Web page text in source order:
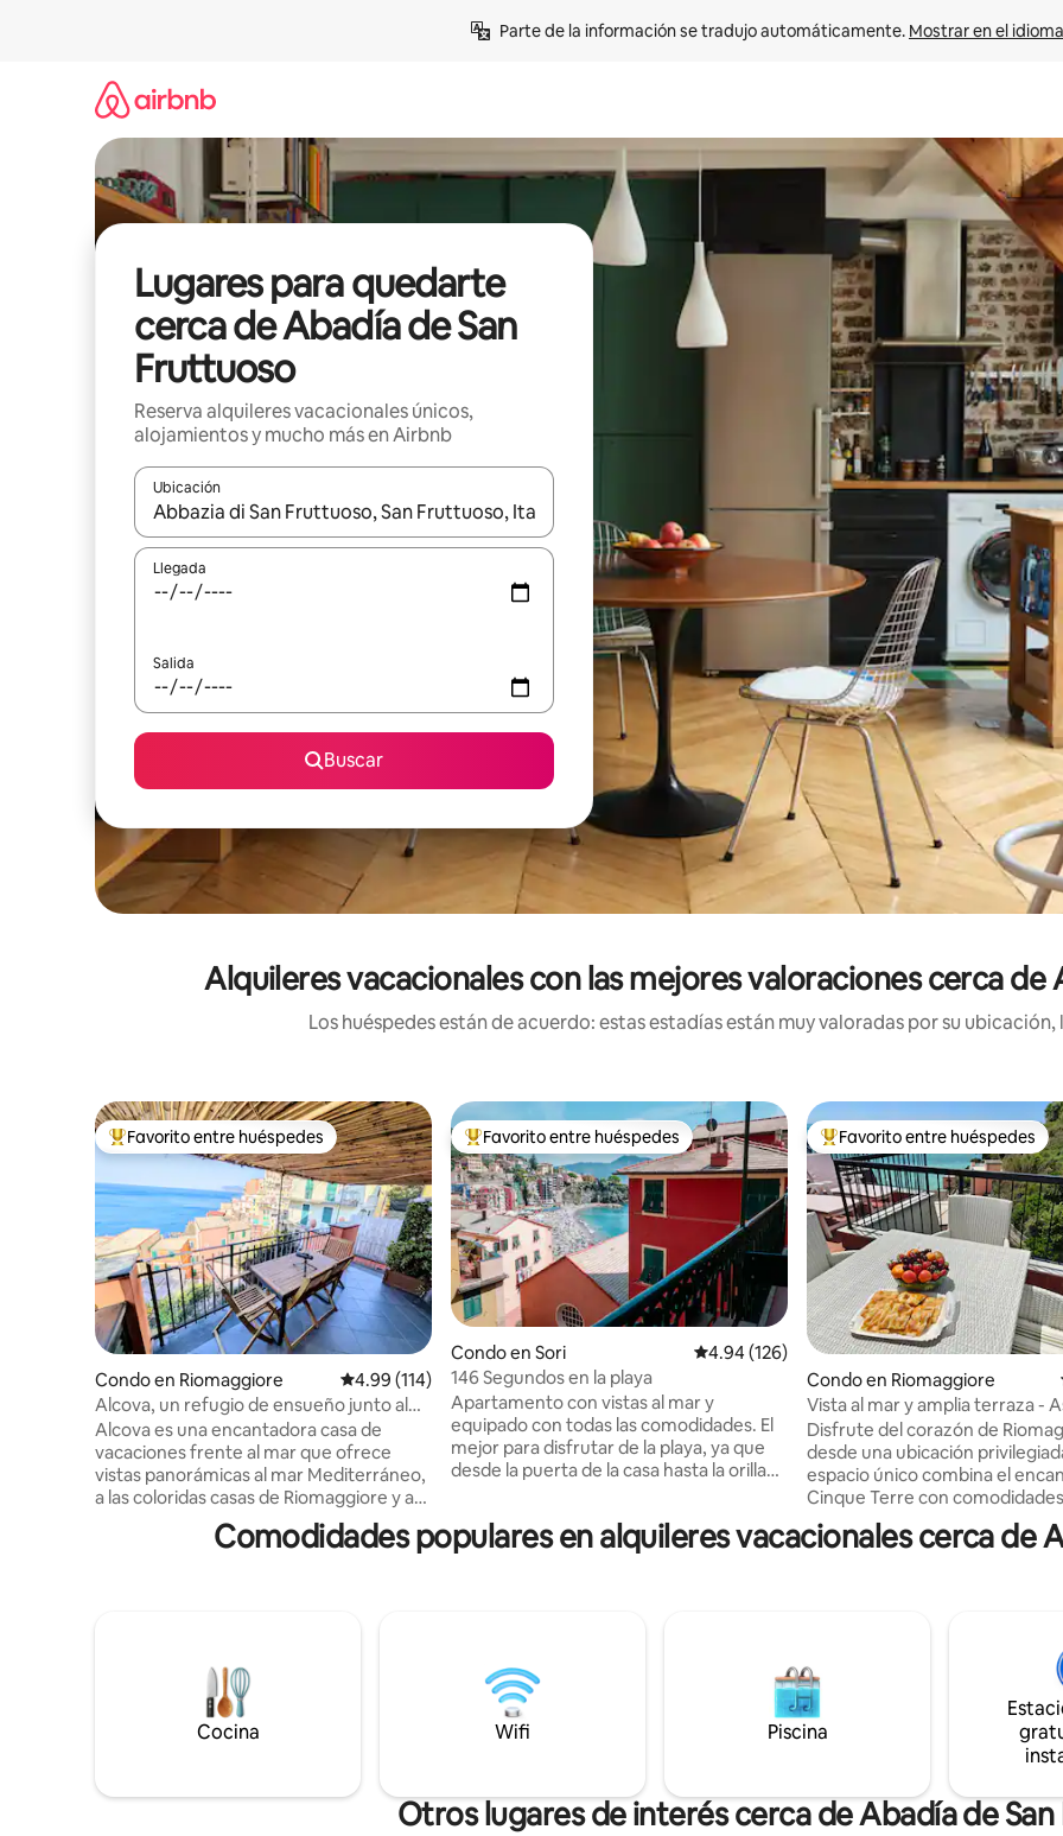
Parte de la información se tradujo automáticamente. Mostrar en el
Lugares para quedarte
cerca de Abadía de San
Fruttuoso
Reserva alquileres vacacionales únicos,
alojamientos y mucho más en Airbnb
Ubicación
Cuando los resultados estén disponibles, navega con las teclas de flecha hacia arriba y hacia abajo o explora con el
Llegada
Salida
Buscar
Alquileres vacacionales con las mejores valoraciones cerca de
Los huéspedes están de acuerdo: estas estadías están muy valoradas por su
Favorito entre huéspedes preferido
Favorito entre huéspedes
Condo en Riomaggiore Calificación promedio: 4.99 de 5, 114 reseñas
4.99 (114)
Alcova, un refugio de ensueño junto al
mar
Alcova es una encantadora casa de
vacaciones frente al mar que ofrece
vistas panorámicas al mar Mediterráneo,
a las coloridas casas de Riomaggiore y a
los viñedos en terrazas desde la terraza
privada de este departamento tipo
refrescantes, con un elegante baño en
suite. ¡Siempre me esfuerzo por que
disfruten de sus vacaciones en Cinque
Terre como si fueran de la zona!
Favorito entre huéspedes preferido
Favorito entre huéspedes
Condo en Sori Calificación promedio: 4.94 de 5, 126 reseñas
4.94 (126)
146 Segundos en la playa
Apartamento con vistas al mar y
equipado con todas las comodidades. El
mejor para disfrutar de la playa, ya que
desde la puerta de la casa hasta la orilla
establecimientos de baño, tiendas y un
supermercado a entre 2 y 5 minutos.
chanclas. El mobiliario es nuevo y está
cuidado al detalle, al igual que los
electrodomésticos.
Favorito entre huéspedes
Favorito entre huéspedes
Condo en Riomaggiore
Vista al mar y amplia terraza -
1,5 baños
Disfrute del corazón de
desde una ubicación
espacio único combina el
Cinque Terre con
comunes en la zona: - Terraza
panorámica grande y equipada
todo. - Comodidades
acondicionado en todas las
Wi-Fi de alta velocidad,
lavavajillas. Región de Liguria Código
CITRA: 011024-LT-0187
Comodidades populares en alquileres vacacionales cerca de
Cocina Wifi Piscina
Otros lugares de interés cerca de Abadía de